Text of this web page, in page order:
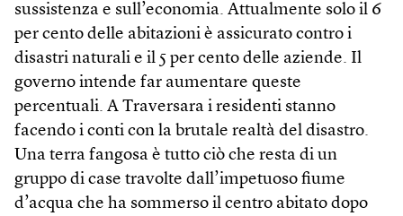
sussistenza e sull’economia. Attualmente solo il 6
per cento delle abitazioni è assicurato contro i
disastri naturali e il 5 per cento delle aziende. Il
governo intende far aumentare queste
percentuali. A Traversara i residenti stanno
facendo i conti con la brutale realtà del disastro.
Una terra fangosa è tutto ciò che resta di un
gruppo di case travolte dall’impetuoso fiume
d’acqua che ha sommerso il centro abitato dopo